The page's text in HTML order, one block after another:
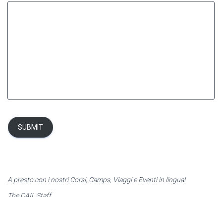
SUBMIT
A presto con i nostri Corsi, Camps, Viaggi e Eventi in lingua!